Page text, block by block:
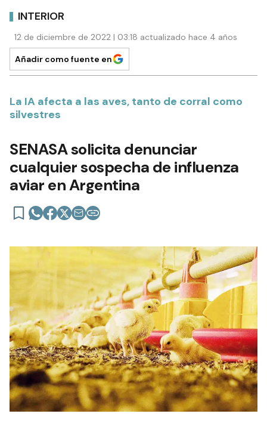
INTERIOR
12 de diciembre de 2022 | 03:18 actualizado hace 4 años
Añadir como fuente en
La IA afecta a las aves, tanto de corral como
silvestres
SENASA solicita denunciar
cualquier sospecha de influenza
aviar en Argentina